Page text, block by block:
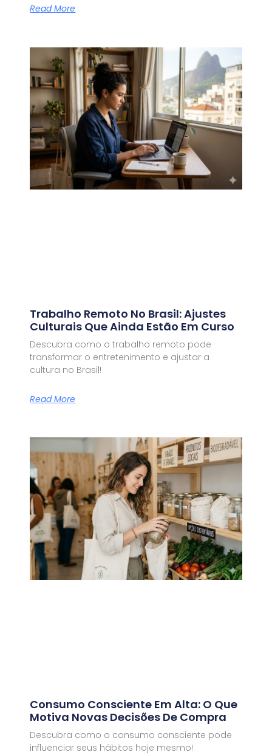
Read More
Trabalho Remoto No Brasil: Ajustes
Culturais Que Ainda Estão Em Curso
Descubra como o trabalho remoto pode
transformar o entretenimento e ajustar a
cultura no Brasil!
Read More
Consumo Consciente Em Alta: O Que
Motiva Novas Decisões De Compra
Descubra como o consumo consciente pode
influenciar seus hábitos hoje mesmo!